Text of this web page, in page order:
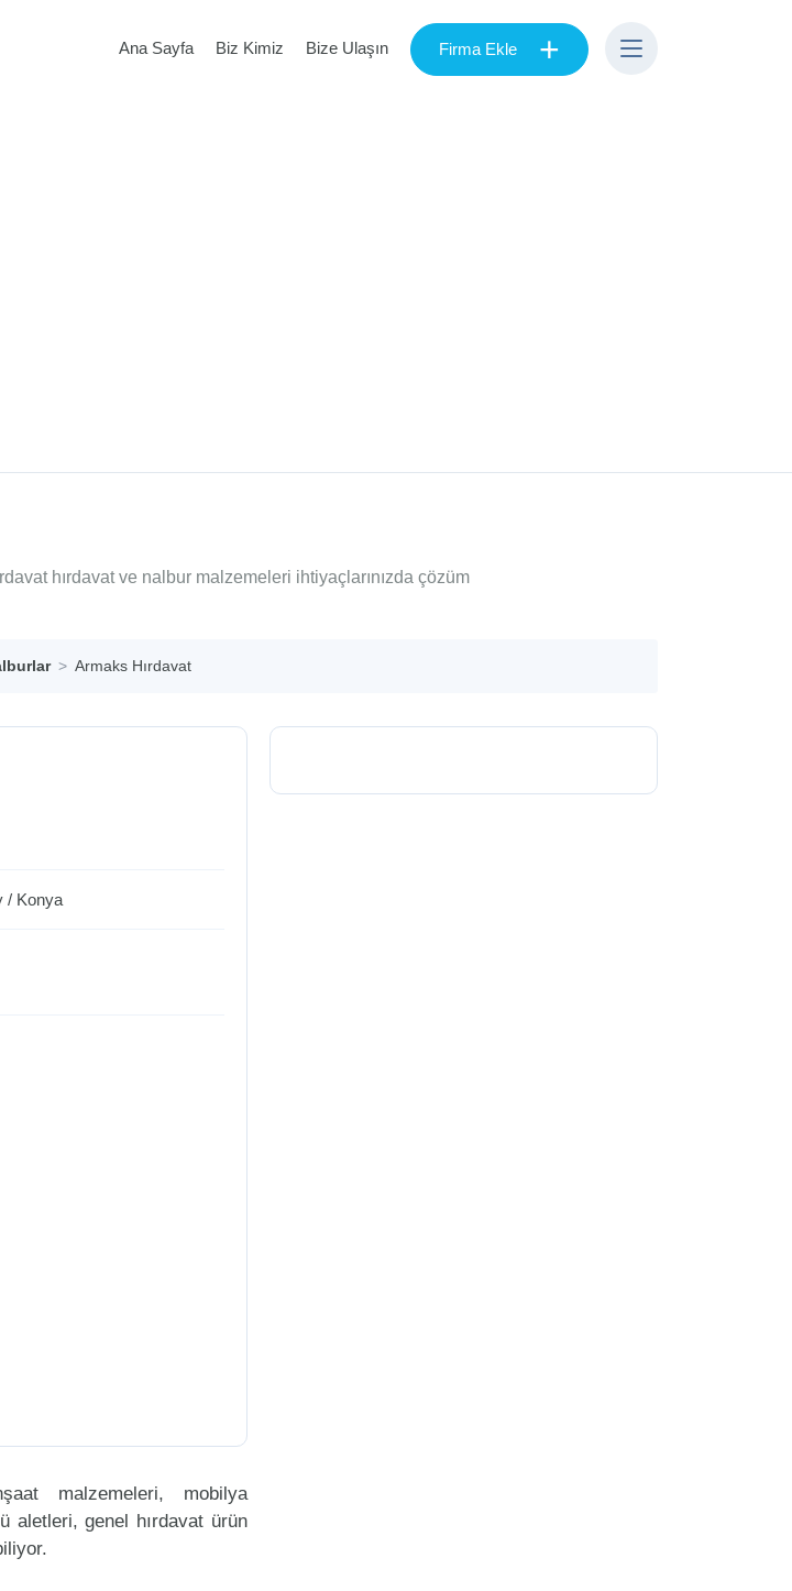
Ana Sayfa Biz Kimiz Bize Ulaşın Firma Ekle +
hırdavat ve nalbur malzemeleri ihtiyaçlarınızda çözüm
Armaks Hırdavat
/ Konya
malzemeleri, mobilya
aletleri, genel hırdavat ürün